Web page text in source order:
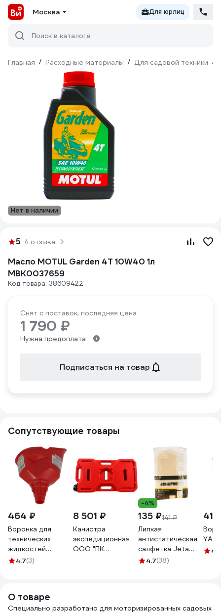
Москва Для юрлиц
Поиск в каталоге
Главная / Расходные материалы / Для садовой техники /
Нет в наличии
5 4 отзыва
Масло MOTUL Garden 4T 10W40 1л
MBK0037659
Код товара: 38609422
Снят с поставок, последняя цена
1 790 ₽
Нужна предоплата
Подписаться на товар
Сопутствующие товары
464 ₽
Воронка для
технических
жидкостей
Zipower 210х135
4.7(3)
8 501 ₽
Канистра
экспедиционная
ООО "ПК
-4%
135 ₽141 ₽
Липкая
антистатическая
салфетка Jeta
PRO 5850100
4.7(38)
4.9
О товаре
Специально разработано для моторизированных садовых